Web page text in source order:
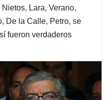
Lara, Verano,
De la Calle, Petro, se
fueron verdaderos